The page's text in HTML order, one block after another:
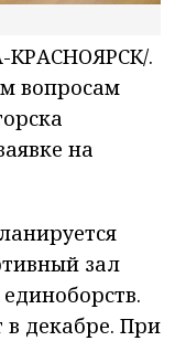
.
вопросам
на
зал
декабре. При